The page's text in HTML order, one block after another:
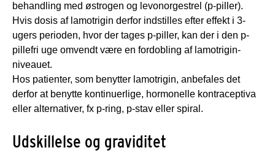
behandling med østrogen og levonorgestrel (p-piller).
Hvis dosis af lamotrigin derfor indstilles efter effekt i 3-
ugers perioden, hvor der tages p-piller, kan der i den p-
pillefri uge omvendt være en fordobling af lamotrigin-
niveauet.
Hos patienter, som benytter lamotrigin, anbefales det
derfor at benytte kontinuerlige, hormonelle kontraceptiva
eller alternativer, fx p-ring, p-stav eller spiral.
Udskillelse og graviditet